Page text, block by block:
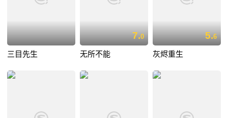
三目先生
7.0
无所不能
5.6
灰烬重生